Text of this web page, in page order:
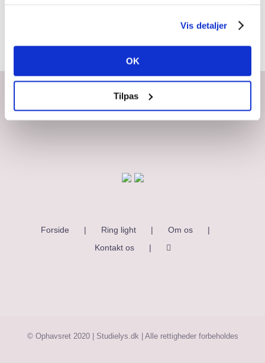
Vis detaljer
OK
Tilpas
349,00 kr.
til
Forside Ring light
Om os
Kontakt os
© Ophavsret 2020 | Studielys.dk | Alle rettigheder forbeholdes